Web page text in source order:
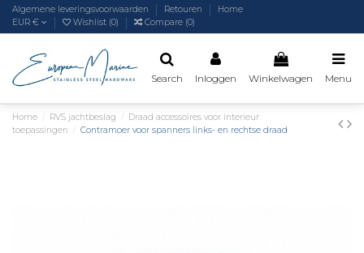
Algemene leveringsvoorwaarden Retouren
Home
EUR €
Wishlist (0) Compare (0)
Search Inloggen Winkelwagen Menu
Home RVS jachtbeslag
Draad accessoires voor interieur
toepassingen
Contramoer voor spanners links- en rechtse draad